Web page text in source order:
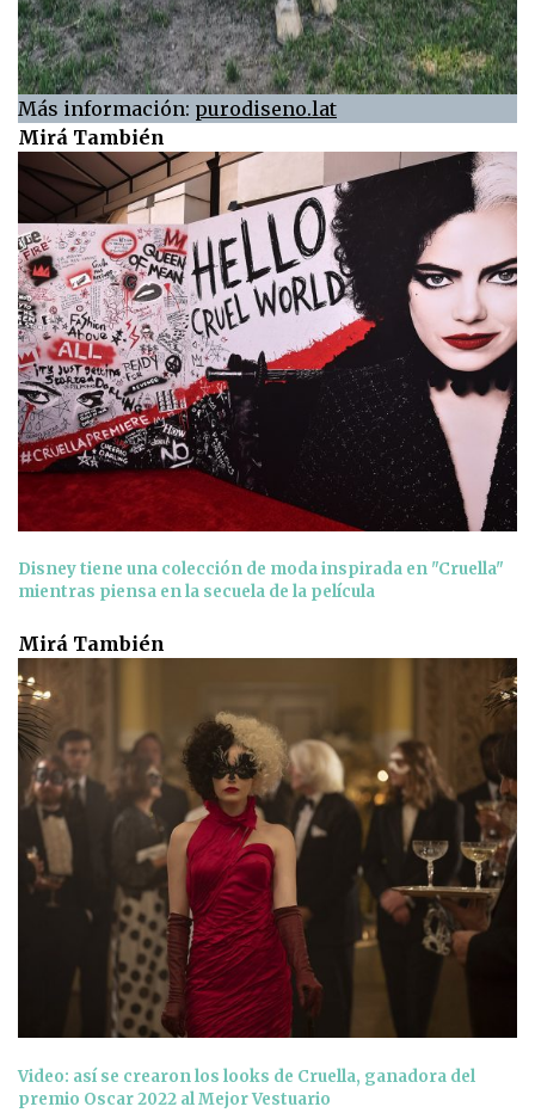
Más información: purodiseno.lat
Mirá También
Disney tiene una colección de moda inspirada en "Cruella"
mientras piensa en la secuela de la película
Mirá También
Video: así se crearon los looks de Cruella, ganadora del
premio Oscar 2022 al Mejor Vestuario